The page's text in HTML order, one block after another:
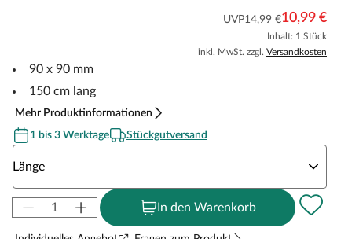
UVP14,99 €10,99 €
Inhalt: 1 Stück
inkl. MwSt. zzgl. Versandkosten
90 x 90 mm
150 cm lang
Mehr Produktinformationen
1 bis 3 Werktage
Stückgutversand
Länge
In den Warenkorb